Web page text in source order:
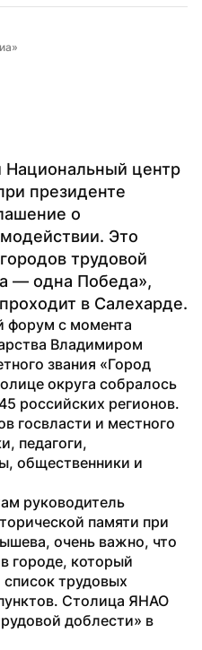
Национальный центр
президенте
о
Это
трудовой
— одна Победа»,
в Салехарде.
форум с момента
Владимиром
звания «Город
округа собралось
российских регионов.
госвласти и местного
педагоги,
общественники и
руководитель
памяти при
очень важно, что
городе, который
трудовых
Столица ЯНАО
доблести» в